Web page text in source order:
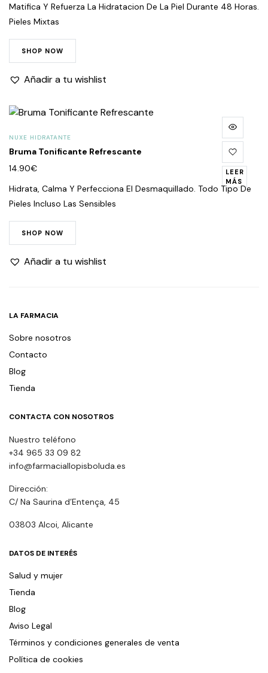
original
era:
actual
Matifica Y Refuerza La Hidratacion De La Piel Durante 48 Horas.
Pieles Mixtas
SHOP NOW
Añadir a tu wishlist
LEER
MÁS
NUXE HIDRATANTE
Bruma Tonificante Refrescante
14.90€
Hidrata, Calma Y Perfecciona El Desmaquillado. Todo Tipo De
Pieles Incluso Las Sensibles
SHOP NOW
Añadir a tu wishlist
LA FARMACIA
Sobre nosotros
Contacto
Blog
Tienda
CONTACTA CON NOSOTROS
Nuestro teléfono
+34 965 33 09 82
info@farmaciallopisboluda.es
Dirección:
C/ Na Saurina d’Entença, 45
03803 Alcoi, Alicante
DATOS DE INTERÉS
Salud y mujer
Tienda
Blog
Aviso Legal
Términos y condiciones generales de venta
Política de cookies